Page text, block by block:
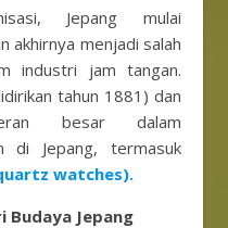
Jepang mulai
akhirnya menjadi salah
industri jam tangan.
tahun 1881) dan
besar dalam
di Jepang, termasuk
watches).
Budaya Jepang